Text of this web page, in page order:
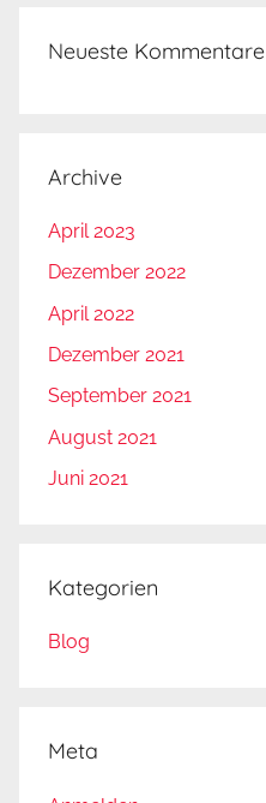
Neueste Kommentare
Archive
April 2023
Dezember 2022
April 2022
Dezember 2021
September 2021
August 2021
Juni 2021
Kategorien
Blog
Meta